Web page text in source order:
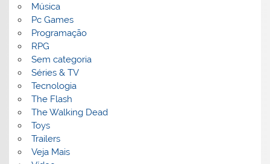
Música
Pc Games
Programação
RPG
Sem categoria
Séries & TV
Tecnologia
The Flash
The Walking Dead
Toys
Trailers
Veja Mais